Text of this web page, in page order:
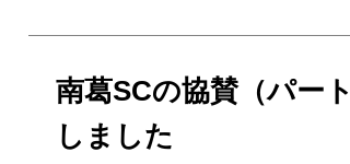
南葛SCの協賛（パー
しました